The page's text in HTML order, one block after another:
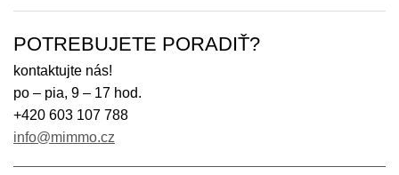
POTREBUJETE PORADIŤ?
kontaktujte nás!
po – pia, 9 – 17 hod.
+420 603 107 788
info@mimmo.cz